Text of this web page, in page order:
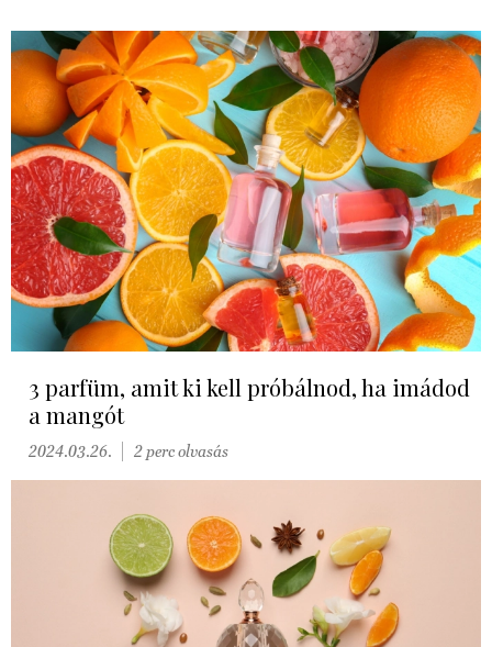
3 parfüm, amit ki kell próbálnod, ha imádod
a mangót
2024.03.26. 2 perc olvasás